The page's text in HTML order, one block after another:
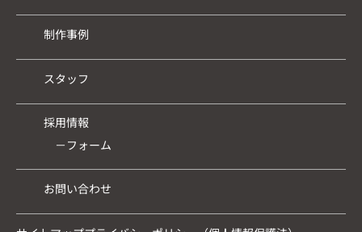
制作事例
スタッフ
採用情報
－フォーム
お問い合わせ